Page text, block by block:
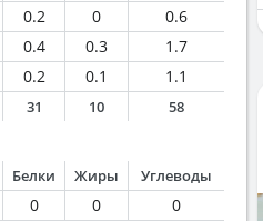
0.2 0
0.6
0.4 0.3
1.7
0.2 0.1
1.1
31 10 58
Белки Жиры Углеводы
0 0
0